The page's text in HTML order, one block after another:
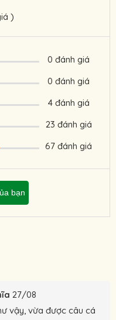
hỗ trợ nhanh
772 để được hỗ trợ
)
0 đánh giá
0 đánh giá
4 đánh giá
23 đánh giá
67 đánh giá
bạn
27/08
vậy, vừa được câu cá